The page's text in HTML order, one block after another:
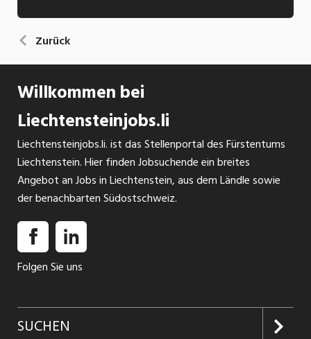
Zurück
Willkommen bei
Liechtensteinjobs.li
Liechtensteinjobs.li. ist das Stellenportal des Fürstentums
Liechtenstein. Hier finden Jobsuchende ein breites
Angebot an Jobs in Liechtenstein, aus dem Ländle sowie
der benachbarten Südostschweiz.
Folgen Sie uns
SUCHEN